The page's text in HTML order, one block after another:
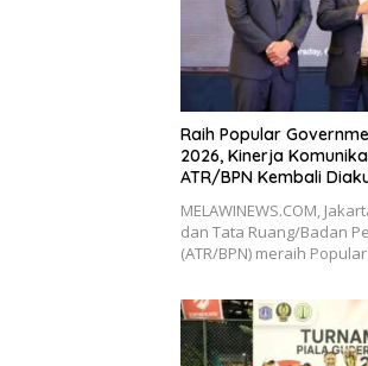
Raih Popular
2026, Kinerja
ATR/BPN Kembali
MELAWINEWS.COM,
dan Tata Ruang/Badan
(ATR/BPN) meraih